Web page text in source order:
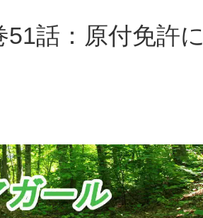
51話：原付免許に